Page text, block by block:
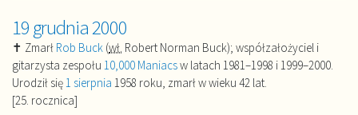
19 grudnia 2000
✝ Zmarł Rob Buck (wł. Robert Norman Buck); współzałożyciel i
gitarzysta zespołu 10,000 Maniacsw latach 1981–1998 i 1999–2000.
Urodził się1 sierpnia 1958 roku, zmarł w wieku 42 lat.
[25. rocznica]